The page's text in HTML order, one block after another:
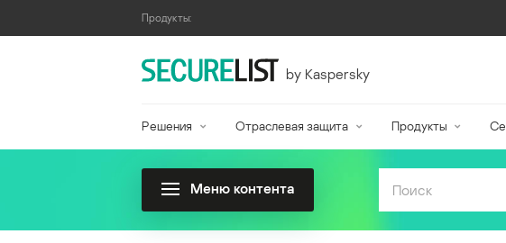
Продукты:
by Kaspersky
Решения Отраслевая защита Продукты
Меню контента